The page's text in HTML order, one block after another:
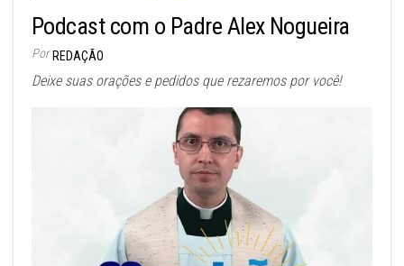
Podcast com o Padre Alex Nogueira
Por REDAÇÃO
Deixe suas orações e pedidos que rezaremos por você!